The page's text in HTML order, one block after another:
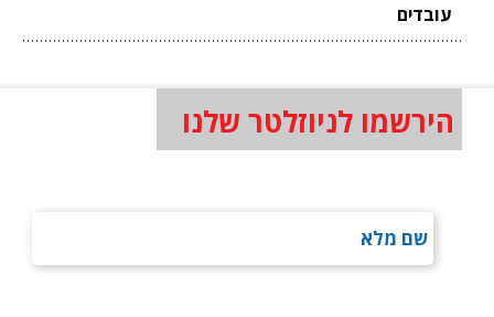
עובדים
הירשמו לניוזלטר שלנו